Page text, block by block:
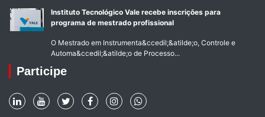
Instituto Tecnológico Vale recebe inscrições para
programa de mestrado profissional
O Mestrado em Instrumenta&ccedil;&atilde;o, Controle e
Automa&ccedil;&atilde;o de Processo...
Participe